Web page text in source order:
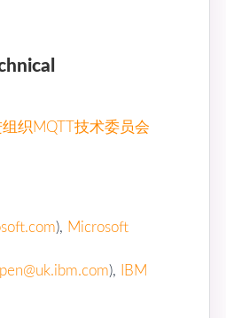
织MQTT技术委员会
), Microsoft
), IBM